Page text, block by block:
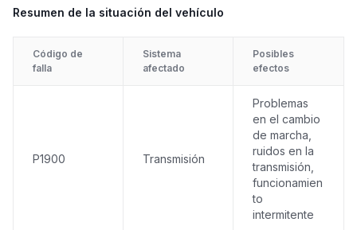
Resumen de la situación del vehículo
Código de
falla
Sistema
afectado
Posibles
efectos
P1900 Transmisión
Problemas
en el cambio
de marcha,
ruidos en la
transmisión,
funcionamien
to
intermitente